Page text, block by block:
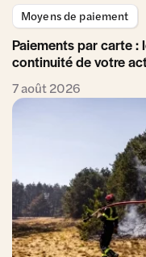
Moyens de paiement
Paiements par carte :
continuité de votre
7 août 2026